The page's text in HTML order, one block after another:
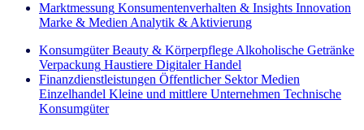
Marktmessung Konsumentenverhalten & Insights Innovation
Marke & Medien Analytik & Aktivierung
Konsumgüter Beauty & Körperpflege Alkoholische Getränke
Verpackung Haustiere Digitaler Handel
Finanzdienstleistungen Öffentlicher Sektor Medien
Einzelhandel Kleine und mittlere Unternehmen Technische
Konsumgüter